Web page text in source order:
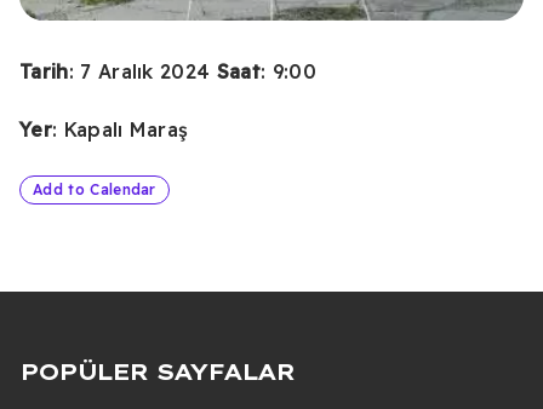
Tarih: 7 Aralık 2024 Saat: 9:00
Yer: Kapalı Maraş
Add to Calendar
POPÜLER SAYFALAR